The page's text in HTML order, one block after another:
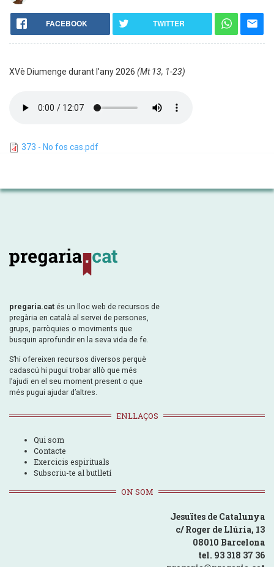
FACEBOOK TWITTER
XVè Diumenge durant l'any 2026 (Mt 13, 1-23)
373 - No fos cas.pdf
pregaria.cat és un lloc web de recursos de
pregària en català al servei de persones,
grups, parròquies o moviments que
busquin aprofundir en la seva vida de fe.
S’hi ofereixen recursos diversos perquè
cadascú hi pugui trobar allò que més
l’ajudi en el seu moment present o que
més pugui ajudar d’altres.
ENLLAÇOS
Qui som
Contacte
Exercicis espirituals
Subscriu-te al butlletí
ON SOM
Jesuïtes de Catalunya
c/ Roger de Llúria, 13
08010 Barcelona
tel. 93 318 37 36